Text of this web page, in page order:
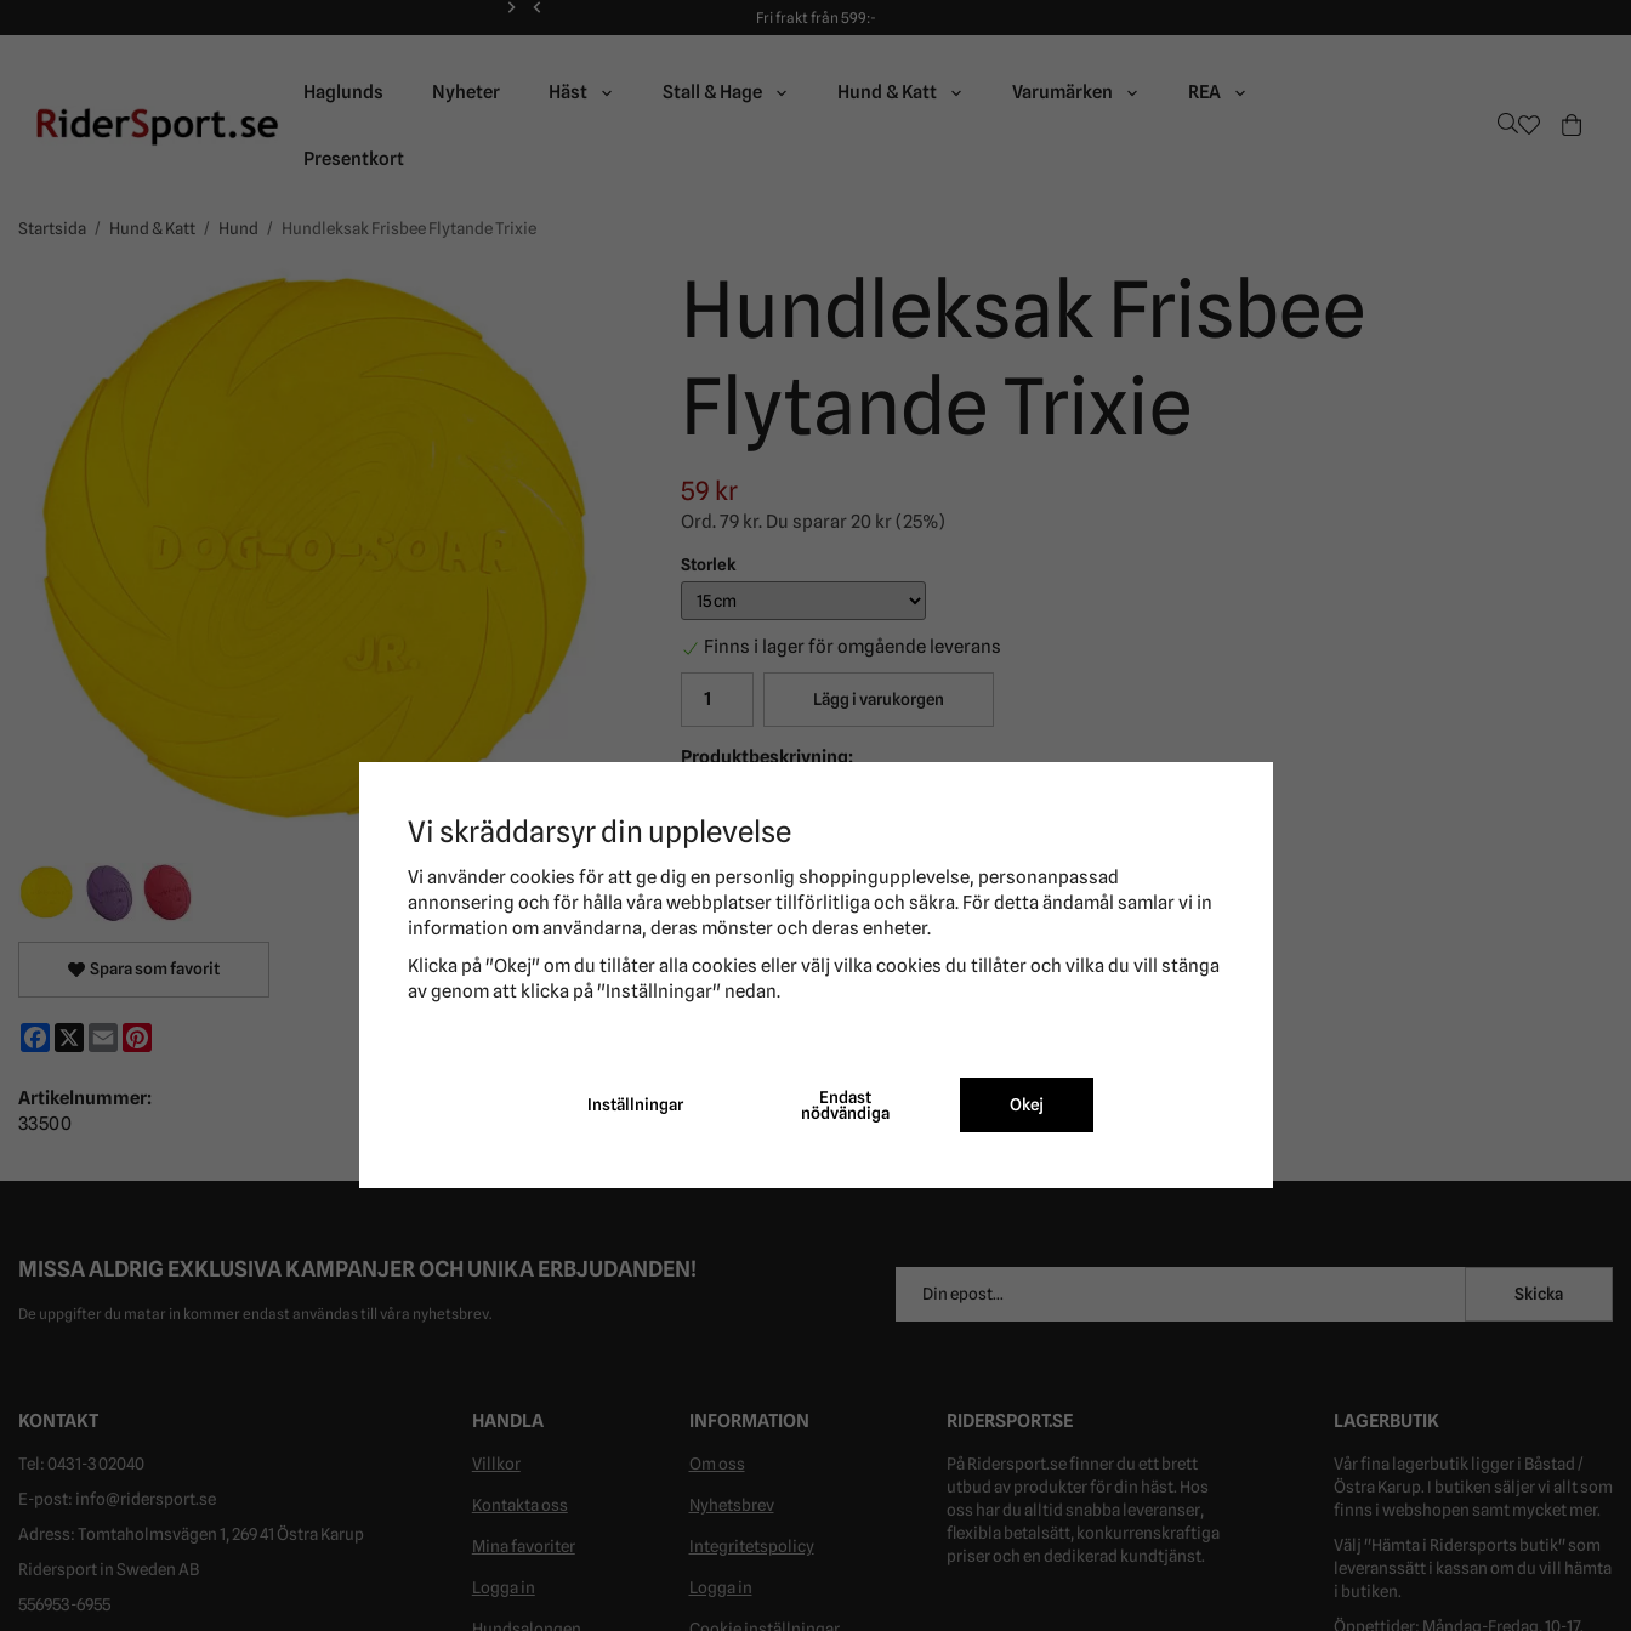
Fri frakt från 599:-
90 dagars öppet köp!
90 dagars öppet köp!
Haglunds Nyheter Häst Stall & Hage Hund & Katt Varumärken REA
Presentkort
Startsida / Hund & Katt / Hund / Hundleksak Frisbee Flytande Trixie
Hundleksak Frisbee
Flytande Trixie
59 kr
Ord.79 kr. Du sparar 20 kr(25%)
Storlek
Finns i lager för omgående leverans
Lägg i varukorgen
Produktbeskrivning:
Perfekt leksak med låg skaderisk för din hund.
OBS! Kommer i mixade färger.
Spara som favorit
Facebook
X Email
Artikelnummer:
33500
MISSA ALDRIG EXKLUSIVA KAMPANJER OCH UNIKA ERBJUDANDEN!
De uppgifter du matar in kommer endast användas till våra nyhetsbrev.
postadress
Skicka
KONTAKT
Tel: 0431-302040
E-post: info@ridersport.se
Adress: Tomtaholmsvägen 1, 269 41 Östra Karup
Ridersport in Sweden AB
556953-6955
HANDLA
Villkor
Kontakta oss
Mina favoriter
Logga in
INFORMATION
Om oss
Nyhetsbrev
Integritetspolicy
Logga in
RIDERSPORT.SE
På Ridersport.se finner du ett brett
utbud av produkter för din häst. Hos
oss har du alltid snabba leveranser,
flexibla betalsätt, konkurrenskraftiga
priser och en dedikerad kundtjänst.
LAGERBUTIK
Vår fina lagerbutik ligger i Båstad /
Östra Karup. I butiken säljer vi allt som
finns i webshopen samt mycket mer.
Välj "Hämta i Ridersports butik" som
leveranssätt i kassan om du vill hämta
i butiken.
Öppettider: Måndag-Fredag, 10-17.
Vi skräddarsyr din upplevelse
Vi använder cookies för att ge dig en personlig shoppingupplevelse, personanpassad
annonsering och för hålla våra webbplatser tillförlitliga och säkra. För detta ändamål samlar vi in
information om användarna, deras mönster och deras enheter.
Klicka på "Okej" om du tillåter alla cookies eller välj vilka cookies du tillåter och vilka du vill stänga
av genom att klicka på "Inställningar" nedan.
Inställningar
Endast
nödvändiga
Okej